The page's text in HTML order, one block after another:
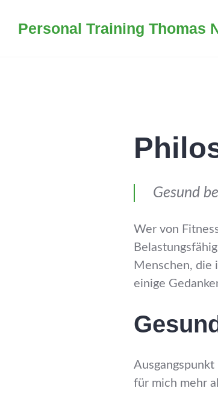
InhaltPersonal Training Thomas
Gesund
Wer von
Menschen, die
einige
für mich mehr